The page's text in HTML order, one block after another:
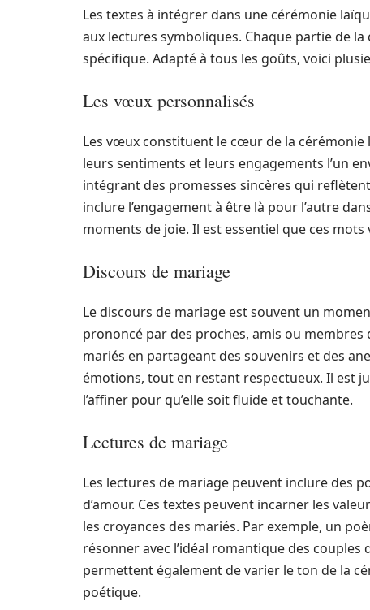
Les textes à intégrer dans une cérémonie
aux lectures symboliques. Chaque partie de
spécifique. Adapté à tous les goûts, voici
Les vœux personnalisés
Les vœux constituent le cœur de la cérémonie
leurs sentiments et leurs engagements l’un
intégrant des promesses sincères qui
inclure l’engagement à être là pour l’autre
moments de joie. Il est essentiel que ces
Discours de mariage
Le discours de mariage est souvent un
prononcé par des proches, amis ou membres
mariés en partageant des souvenirs et des
émotions, tout en restant respectueux. Il est
l’affiner pour qu’elle soit fluide et touchante.
Lectures de mariage
Les lectures de mariage peuvent inclure des
d’amour. Ces textes peuvent incarner les
les croyances des mariés. Par exemple, un
résonner avec l’idéal romantique des
permettent également de varier le ton de la
poétique.